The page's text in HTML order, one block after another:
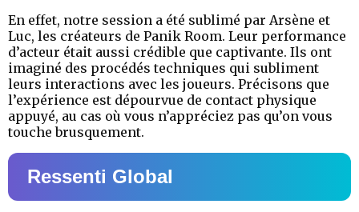
En effet, notre session a été sublimé par Arsène et
Luc, les créateurs de Panik Room. Leur performance
d’acteur était aussi crédible que captivante. Ils ont
imaginé des procédés techniques qui subliment
leurs interactions avec les joueurs. Précisons que
l’expérience est dépourvue de contact physique
appuyé, au cas où vous n’appréciez pas qu’on vous
touche brusquement.
Ressenti Global